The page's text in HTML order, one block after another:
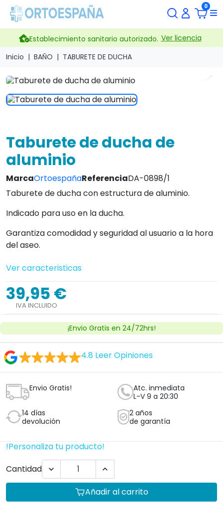
0
Establecimiento sanitario autorizado. Ver licencia
Inicio
BAÑO TABURETE DE DUCHA
Taburete de ducha de
aluminio
MarcaOrtoespañaReferenciaDA-0898/1
Taburete de ducha con estructura de aluminio.
Indicado para uso en la ducha.
Garantiza comodidad y seguridad al usuario a la hora
del aseo.
Ver caracteristicas
39,95 €
IVA INCLUIDO
¡Envio Gratis en 24/72hrs!
4.8 Leer Opiniones
Envio Gratis!
Atc. inmediata
L-V 9 a 20:30
14 días
devolución
2 años
de garantía
!Personaliza tu producto!
Cantidad
 
Añadir al carrito